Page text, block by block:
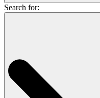
Search for: